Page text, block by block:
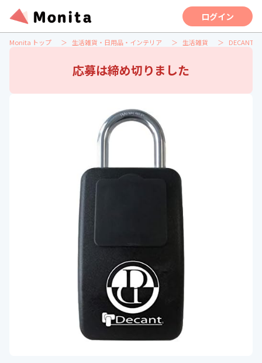
ログイン
Monita トップ 生活雑貨・日用品・インテリア 生活雑貨 DECANT
応募は締め切りました